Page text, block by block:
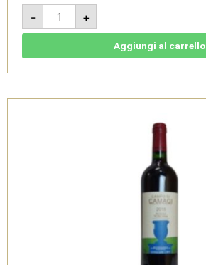
-
Campo
Magnacosta
2013
Rosso
di
+
Aggiungi al carrello